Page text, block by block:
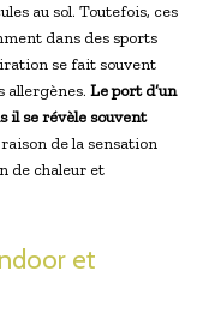
au sol. Toutefois, ces
dans des sports
se fait souvent
allergènes. Le port d’un
il se révèle souvent
de la sensation
de chaleur et
et